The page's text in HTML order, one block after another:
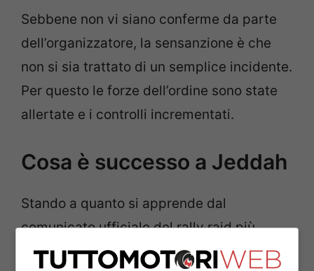
Sebbene non vi siano conferme da parte
dell’organizzatore, la sensanzione è che
non si sia trattato di un semplice incidente.
Per questo le forze dell’ordine sono state
allertate e i controlli incrementati.
Cosa è successo a Jeddah
Stando a quanto si apprende dal
comunicato ufficiale del rally raid più
pericoloso al mondo, l’evento si è